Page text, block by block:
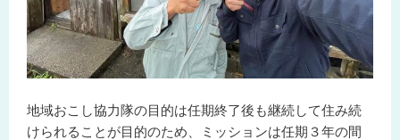
地域おこし協力隊の目的は任期終了後も継続して住み続
けられることが目的のため、ミッションは任期３年の間